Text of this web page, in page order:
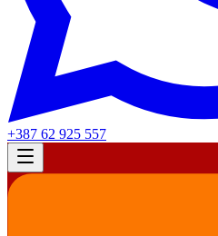
+387 62 925 557